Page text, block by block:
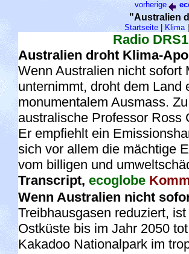
vorherige
"Australien
Startseite Klima
Radio
Australien droht Klima-
Wenn Australien nicht sofort
unternimmt, droht dem
monumentalem Ausmass.
australische Professor Ross
Er empfiehlt ein
sich vor allem die mächtige
vom billigen und
Transcript, ecoglobe
Wenn Australien nicht
Treibhausgasen reduziert,
Ostküste bis im Jahr 2050
Kakadoo Nationalpark im